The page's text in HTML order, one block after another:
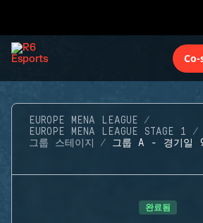
EUROPE MENA LEAGUE
EUROPE MENA LEAGUE STAGE 1
그룹 스테이지
그룹 A - 경기일
완료됨